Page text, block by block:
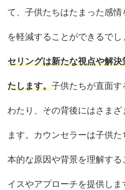
て、子供たちはたまった感
を軽減することができるでし
セリングは新たな視点や解
たします。子供たちが直面す
わたり、その背後にはさま
ます。カウンセラーは子供
本的な原因や背景を理解す
イスやアプローチを提供し